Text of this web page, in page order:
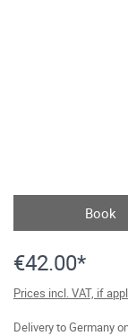
Book
€42.00*
Prices incl. VAT, if
Delivery to Germany